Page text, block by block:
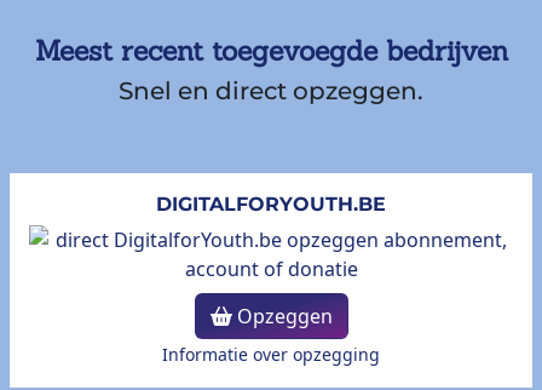
Meest recent toegevoegde bedrijven
Snel en direct opzeggen.
DIGITALFORYOUTH.BE
Opzeggen
Informatie over opzegging